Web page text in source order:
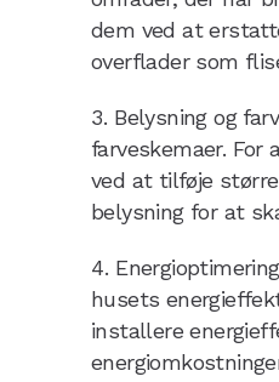
dem ved at
overflader som
Belysning og
farveskemaer.
ved at tilføje
belysning for at
husets
installere